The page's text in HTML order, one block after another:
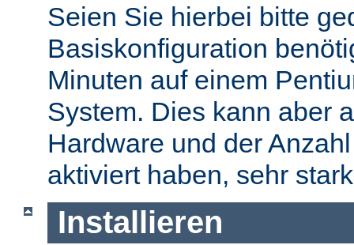
Seien Sie hierbei bitte
Basiskonfiguration
Minuten auf einem
System. Dies kann aber
Hardware und der
aktiviert haben, sehr
Installieren